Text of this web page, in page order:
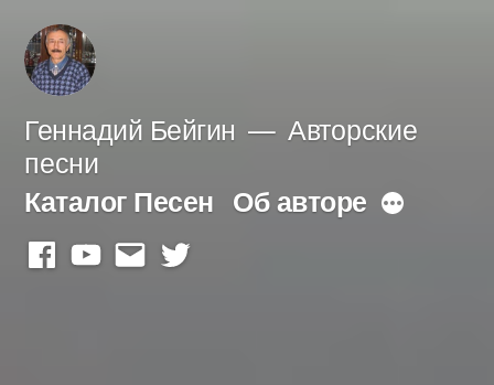
Перейти
содержимому
Геннадий Бейгин
Авторские
песни
Каталог Песен Об авторе Больше
facebook
youtube
mail twitter